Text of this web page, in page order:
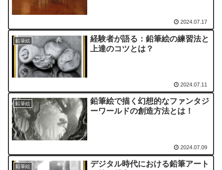
2024.07.17
鉛筆絵
経験者が語る：鉛筆絵の練習法と
上達のコツとは？
2024.07.11
鉛筆絵
鉛筆絵で描く幻想的なファンタジ
ーワールドの創造方法とは！
2024.07.09
鉛筆絵
デジタル時代における鉛筆アート